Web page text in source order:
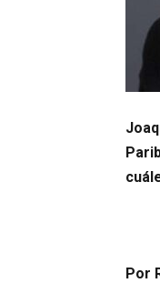
Por